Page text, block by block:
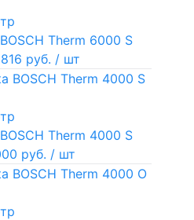
Therm 6000 S
руб. / шт
Therm 4000 S
руб. / шт